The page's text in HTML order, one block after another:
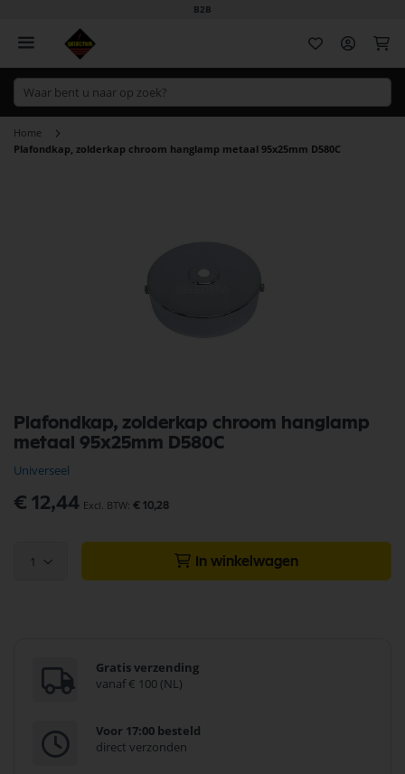
B2B
Home
Plafondkap, zolderkap chroom hanglamp metaal 95x25mm D580C
Plafondkap, zolderkap chroom hanglamp
metaal 95x25mm D580C
Universeel
€ 12,44 € 10,28
1 In winkelwagen
Gratis verzending
vanaf € 100 (NL)
Voor 17:00 besteld
direct verzonden
naar
het
van
de
afbeeldingen-